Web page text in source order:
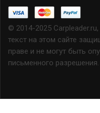
© 2014-2025
текст на этом сайте
праве и не могут быть
письменного разрешения.